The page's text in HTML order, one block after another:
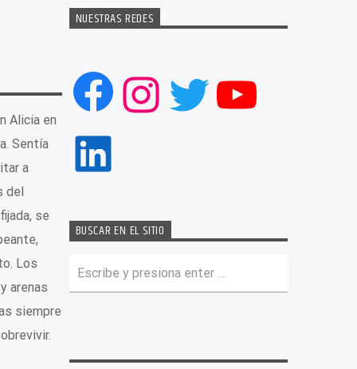
Alicia en
Sentía
a
del
se
Los
arenas
siempre
NUESTRAS REDES
Facebook
Instagram
Twitter
LinkedIn
BUSCAR EN EL SITIO